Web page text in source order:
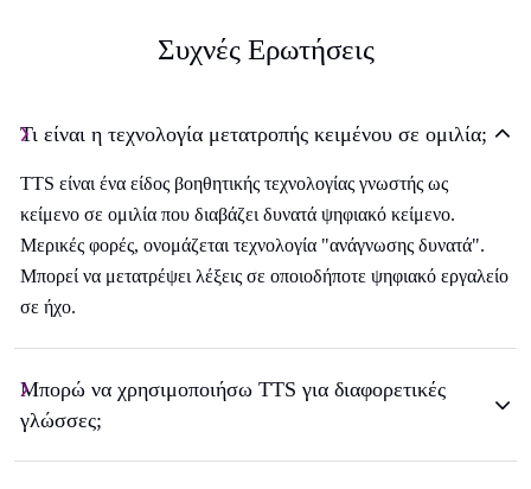
Συχνές Ερωτήσεις
Τι είναι η τεχνολογία μετατροπής κειμένου σε ομιλία;
TTS είναι ένα είδος βοηθητικής τεχνολογίας γνωστής ως
κείμενο σε ομιλία που διαβάζει δυνατά ψηφιακό κείμενο.
Μερικές φορές, ονομάζεται τεχνολογία "ανάγνωσης δυνατά".
Μπορεί να μετατρέψει λέξεις σε οποιοδήποτε ψηφιακό εργαλείο
σε ήχο.
Μπορώ να χρησιμοποιήσω TTS για διαφορετικές
γλώσσες;